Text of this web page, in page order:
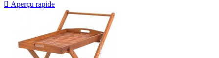
 Aperçu rapide